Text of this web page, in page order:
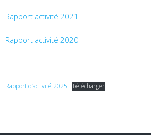
Rapport activité 2021
Rapport activité 2020
Rapport d’activité 2025 Télécharger